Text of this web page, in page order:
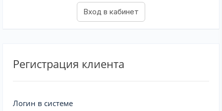
Регистрация клиента
Логин в системе